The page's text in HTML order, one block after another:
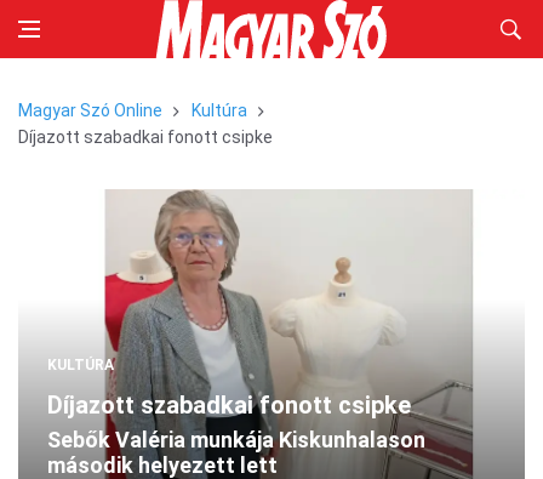
Magyar Szó Online
Kultúra
Díjazott szabadkai fonott csipke
KULTÚRA
Díjazott szabadkai fonott csipke
Sebők Valéria munkája Kiskunhalason
második helyezett lett